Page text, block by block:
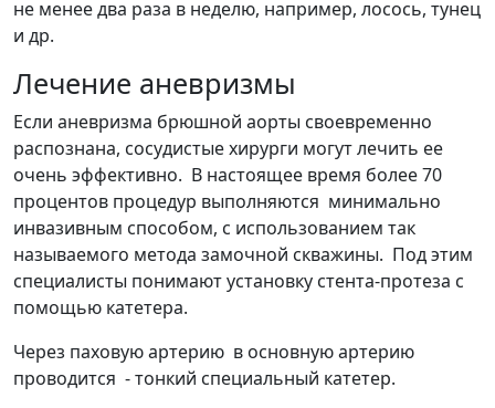
не менее два раза в неделю, например, лосось, тунец
и др.
Лечение аневризмы
Если аневризма брюшной аорты своевременно
распознана, сосудистые хирурги могут лечить ее
очень эффективно. В настоящее время более 70
процентов процедур выполняются минимально
инвазивным способом, с использованием так
называемого метода замочной скважины. Под этим
специалисты понимают установку стента-протеза с
помощью катетера.
Через паховую артерию в основную артерию
проводится - тонкий специальный катетер.